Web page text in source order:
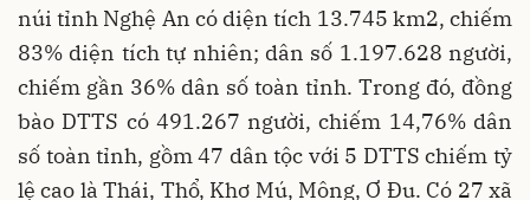
núi tỉnh Nghệ An có diện tích 13.745 km2, chiếm
83% diện tích tự nhiên; dân số 1.197.628 người,
chiếm gần 36% dân số toàn tỉnh. Trong đó, đồng
bào DTTS có 491.267 người, chiếm 14,76% dân
số toàn tỉnh, gồm 47 dân tộc với 5 DTTS chiếm tỷ
lệ cao là Thái, Thổ, Khơ Mú, Mông, Ơ Đu. Có 27 xã